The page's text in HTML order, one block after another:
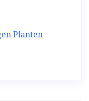
Planten